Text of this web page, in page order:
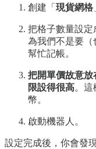
創建「 現貨網格
把格子數量設定
為我們不是要（
幫忙記帳。
把開單價故意放
限設得很高。這
幣。
啟動機器人。
設定完成後，你會發